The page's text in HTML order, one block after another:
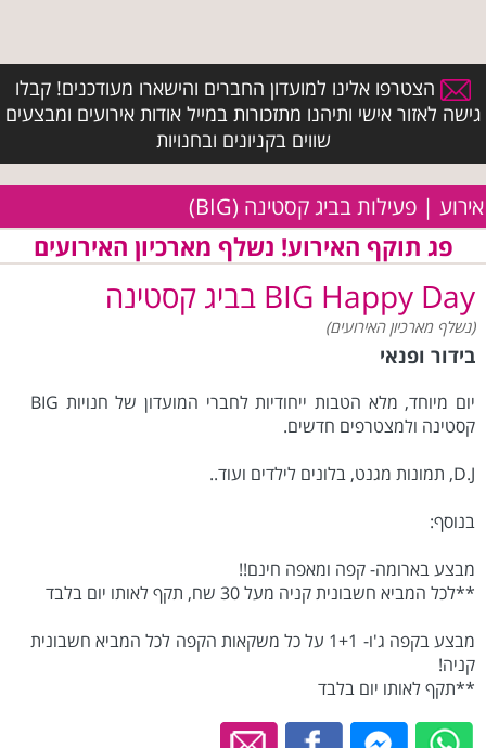
הצטרפו אלינו למועדון החברים והישארו מעודכנים! קבלו
גישה לאזור אישי ותיהנו מתזכורות במייל אודות אירועים ומבצעים
שווים בקניונים ובחנויות
אירוע | פעילות בביג קסטינה (BIG)
פג תוקף האירוע! נשלף מארכיון האירועים
BIG Happy Day בביג קסטינה
(נשלף מארכיון האירועים)
בידור ופנאי
יום מיוחד, מלא הטבות ייחודיות לחברי המועדון של חנויות BIG
קסטינה ולמצטרפים חדשים.
D.J, תמונות מגנט, בלונים לילדים ועוד..
בנוסף:
מבצע בארומה- קפה ומאפה חינם!!
**לכל המביא חשבונית קניה מעל 30 שח, תקף לאותו יום בלבד
מבצע בקפה ג'ו- 1+1 על כל משקאות הקפה לכל המביא חשבונית
קניה!
**תקף לאותו יום בלבד